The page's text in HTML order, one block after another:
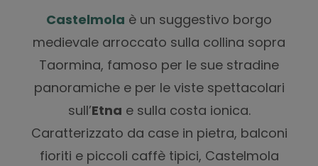
Castelmola è un suggestivo borgo
medievale arroccato sulla collina sopra
Taormina, famoso per le sue stradine
panoramiche e per le viste spettacolari
sull’Etna e sulla costa ionica.
Caratterizzato da case in pietra, balconi
fioriti e piccoli caffè tipici, Castelmola